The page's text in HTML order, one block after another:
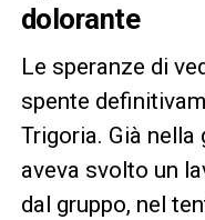
dolorante
Le speranze di
spente
Trigoria. Già nella
aveva svolto un
dal gruppo, nel